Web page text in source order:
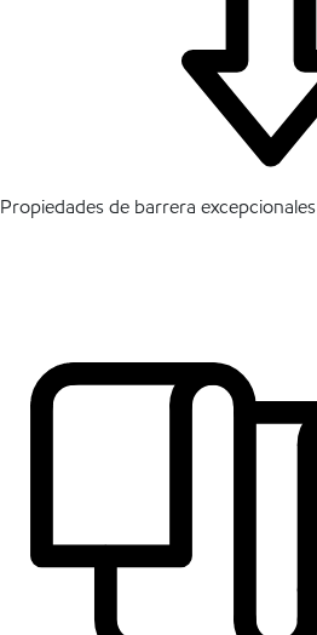
Propiedades de barrera excepcionales